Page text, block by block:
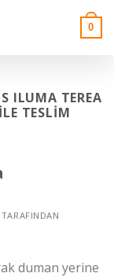
0
ILUMA TEREA
TESLIM
TARAFINDAN
duman yerine